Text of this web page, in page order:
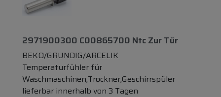
2971900300 C00865700 Ntc Zur Tür
BEKO/GRUNDIG/ARCELIK
Temperaturfühler für
Waschmaschinen,Trockner,Geschirrspüler
lieferbar innerhalb von 3 Tagen